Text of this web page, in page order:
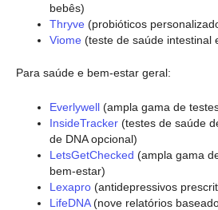
bebês)
Thryve (probióticos
Viome (teste de saúde intestinal
Para saúde e bem-estar geral:
Everlywell (ampla gama de
InsideTracker (testes de saúde
de DNA opcional)
LetsGetChecked (ampla gama
bem-estar)
Lexapro (antidepressivos
LifeDNA(nove relatórios